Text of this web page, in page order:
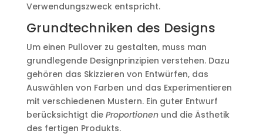
Verwendungszweck entspricht.
Grundtechniken des Designs
Um einen Pullover zu gestalten, muss man
grundlegende Designprinzipien verstehen. Dazu
gehören das Skizzieren von Entwürfen, das
Auswählen von Farben und das Experimentieren
mit verschiedenen Mustern. Ein guter Entwurf
berücksichtigt die Proportionenund die Ästhetik
des fertigen Produkts.